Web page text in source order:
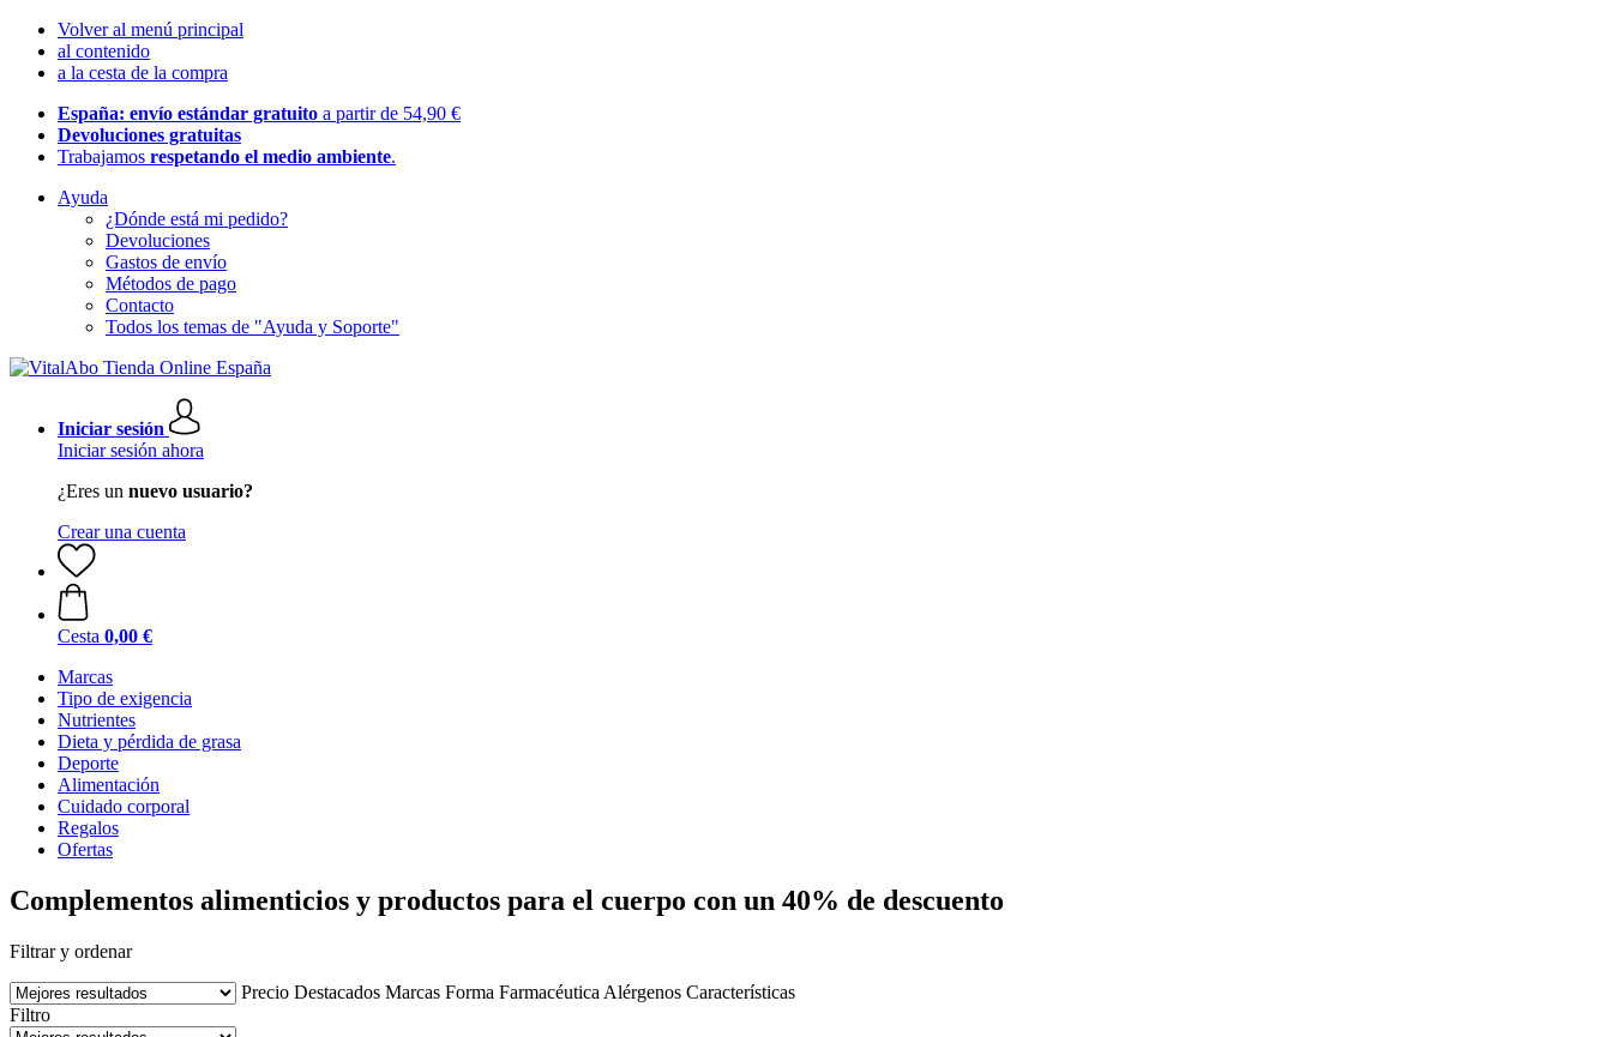
Volver al menú principal
al contenido
a la cesta de la compra
España: envío estándar gratuito a partir de 54,90 €
Devoluciones gratuitas
Trabajamos respetando el medio ambiente.
Ayuda
¿Dónde está mi pedido?
Devoluciones
Gastos de envío
Métodos de pago
Contacto
Todos los temas de "Ayuda y Soporte"
Iniciar sesión
Iniciar sesión ahora
¿Eres un nuevo usuario?
Crear una cuenta
Cesta 0,00 €
Marcas
Tipo de exigencia
Nutrientes
Dieta y pérdida de grasa
Deporte
Alimentación
Cuidado corporal
Regalos
Ofertas
Complementos alimenticios y productos para el cuerpo con un 40% de descuento
Filtrar y ordenar
Precio Destacados Marcas Forma Farmacéutica Alérgenos Características
Filtro